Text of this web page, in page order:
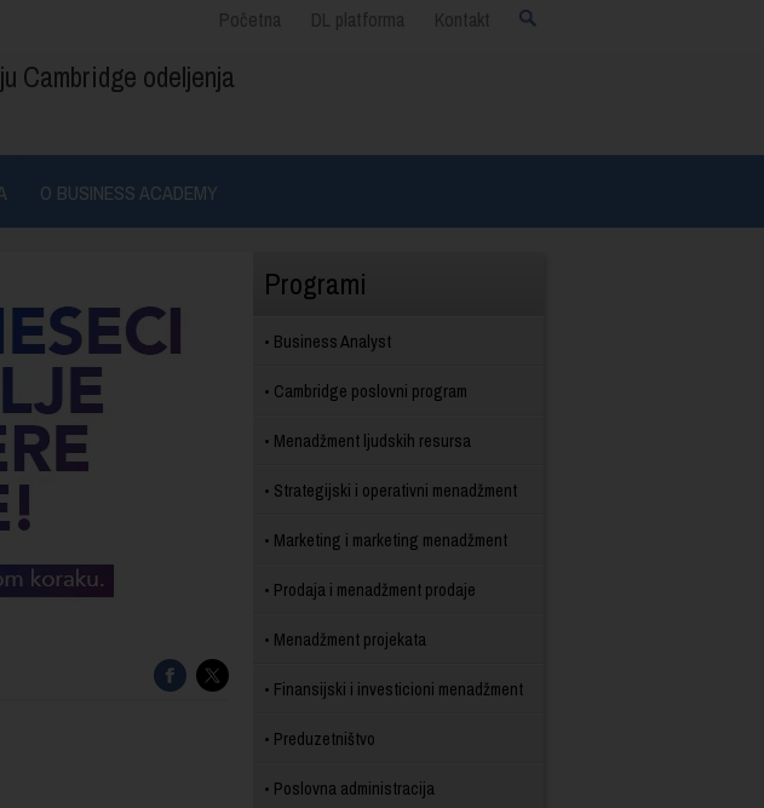
Početna DL platforma Kontakt
Cambridge odeljenja
O BUSINESS ACADEMY
Programi
Business Analyst
Cambridge poslovni program
Menadžment ljudskih resursa
Strategijski i operativni menadžment
Marketing i marketing menadžment
Prodaja i menadžment prodaje
Menadžment projekata
Finansijski i investicioni menadžment
Preduzetništvo
Poslovna administracija